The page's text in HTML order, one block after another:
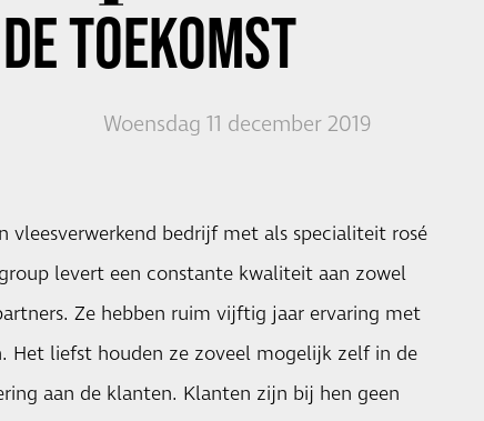
TOEKOMST
Woensdag 11 december 2019
vleesverwerkend bedrijf met als specialiteit rosé
levert een constante kwaliteit aan zowel
Ze hebben ruim vijftig jaar ervaring met
Het liefst houden ze zoveel mogelijk zelf in de
aan de klanten. Klanten zijn bij hen geen